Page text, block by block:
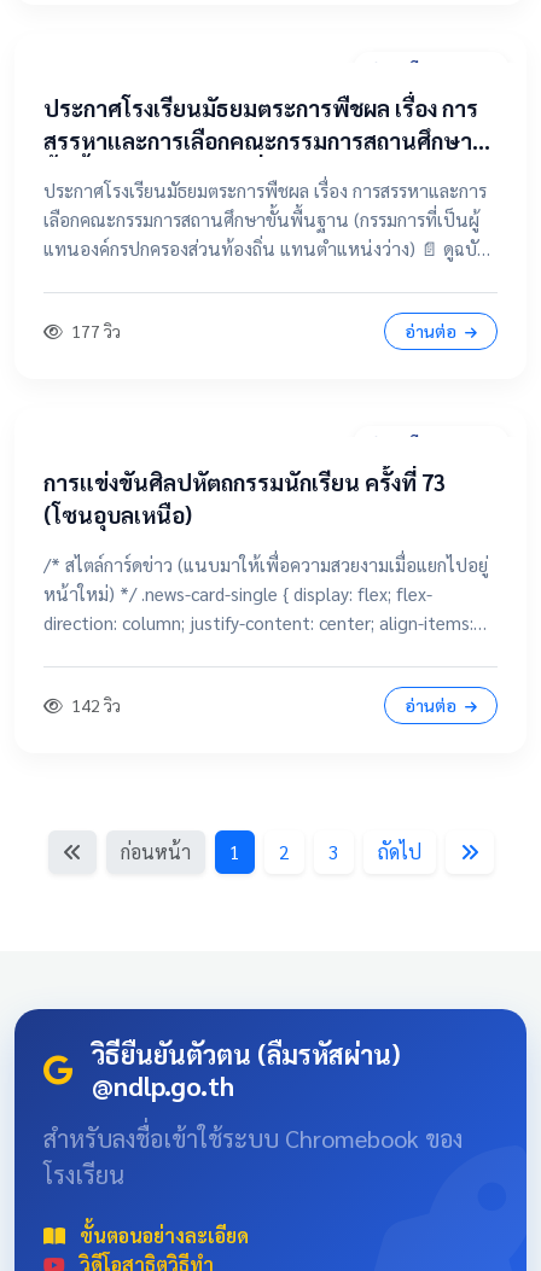
31 มีนาคม 2569
ประกาศโรงเรียนมัธยมตระการพืชผล เรื่อง การ
สรรหาและการเลือกคณะกรรมการสถานศึกษา
ขั้นพื้นฐาน (กรรมการที่เป็นผู้แทนองค์กร
ปกครองส่วนท้องถิ่น แทนตำแหน่งว่าง)
ประกาศโรงเรียนมัธยมตระการพืชผล เรื่อง การสรรหาและการ
เลือกคณะกรรมการสถานศึกษาขั้นพื้นฐาน (กรรมการที่เป็นผู้
แทนองค์กรปกครองส่วนท้องถิ่น แทนตำแหน่งว่าง) 📄 ดูฉบับ
177 วิว อ่านต่อ
28 มีนาคม 2569
การแข่งขันศิลปหัตถกรรมนักเรียน ครั้งที่ 73
(โซนอุบลเหนือ)
/* สไตล์การ์ดข่าว (แนบมาให้เพื่อความสวยงามเมื่อแยกไปอยู่
หน้าใหม่) */ .news-card-single { display: flex; flex-
direction: column; justify-content: center; align-items:
!important; transition: all 0.3s ease; text-align: center;
#003366 0%, #004080 100%); border-bottom: 5px solid
top: 10px; } .news-card-single::after { content: "🏆";
position: absolute; font-size: 8rem; bottom: -20px; right:
center; font-family: 'Sarabun', sans-serif; padding: 20px;
max-width: 800px; margin: 0 auto; } 📌 ข่าวประชาสัมพันธ์
แข่งขันและดูรายละเอียดเพิ่มเติม การแข่งขันศิลปหัตถกรรม
นักเรียนครั้งที่ 73 โซนอุบลเหนือ จังหวัดอุบลราชธานี
142 วิว อ่านต่อ
ก่อนหน้า 1 2 3 ถัดไป
วิธียืนยันตัวตน (ลืมรหัสผ่าน)
@ndlp.go.th
สำหรับลงชื่อเข้าใช้ระบบ Chromebook ของ
โรงเรียน
ขั้นตอนอย่างละเอียด
วิดีโอสาธิตวิธีทำ